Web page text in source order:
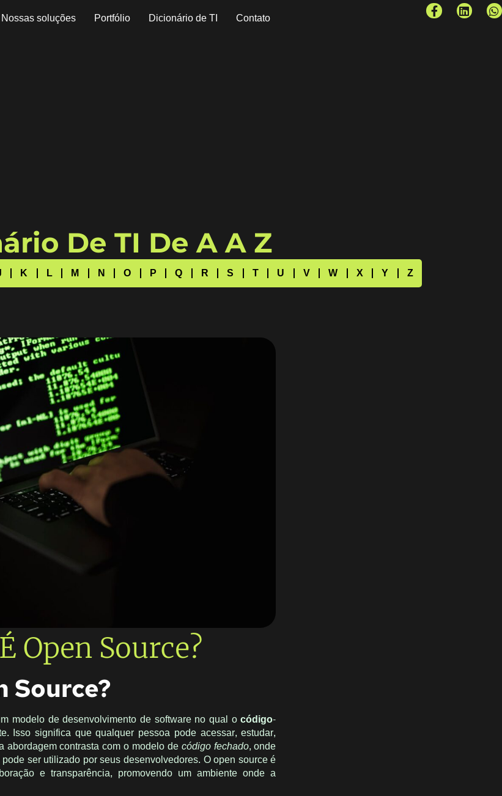
Nossas soluções Portfólio Dicionário de TI Contato
De TI De A A Z
K L M N O P Q R S T U V W X Y Z
Open Source?
Source?
modelo de desenvolvimento de software no qual ocódigo-
Isso significa que qualquer pessoa pode acessar, estudar,
contrasta com o modelo decódigo fechado, onde
ser utilizado por seus desenvolvedores. O open source é
e transparência, promovendo um ambiente onde a